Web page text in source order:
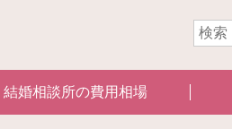
結婚相談所の費用相場